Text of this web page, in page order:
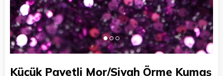
Küçük Payetli Mor/Siyah Örme Kumaş